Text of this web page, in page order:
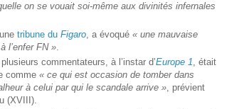
on se vouait soi-même aux divinités infernales
tribune du Figaro , a évoqué « une mauvaise
l’enfer FN »
commentateurs, à l’instar d’Europe 1, était
comme « ce qui est occasion de tomber dans
à celui par qui le scandale arrive », prévient
(XVIII).